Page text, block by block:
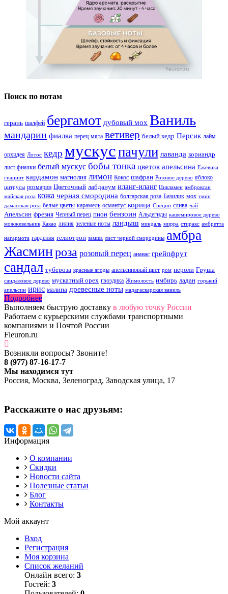
Поиск по нотам
герань шалфей бергамот дубовый мох Ваниль
мандарин фиалка перец мята ветивер белый кедр Персик лайм
орхидея Лотос кедр мускуспачули лаванда кориандр
лист фиалки белый мускус бобы тонка цветок апельсина Ежевика
гиацинт кардамон магнолия лимон Кокос шафран Розовое дерево яблоко
цитрусы розмарин Цветочный лабданум иланг-иланг Цикламен амброксан
майская роза кожа черная смородина болгарская роза Базилик мох тмин
дамасская роза белые цветы карамель османтус корица Специи слива чай
Апельсин фрезия Черный перец пион бензоин Альдегиды кашемировое дерево
можжевельник Какао лилия зеленые ноты ландыш миндаль мирра стиракс амбретта
нагармота гардения гелиотроп замша лист черной смородины амбра
Жасминроза розовый перец ананас грейпфрут
сандал тубероза красные ягоды апельсиновый цвет ром нероли Груша
сандаловое дерево мускатный орех гвоздика Жимолость имбирь ладан горький
апельсин ирис малина древесные ноты мадагаскарская ваниль
Подробнее
Выполняем быструю доставку в любую точку России
Работаем с курьерскими службами транспортными
компаниями и Почтой России
Fleuron.ru
Возникли вопросы? Звоните!
8 (977) 87-16-17-7
Мы находимся тут
Россия, Москва, Зеленоград, Заводская улица, 17
Расскажите о нас друзьям:
Информация
О компании
Скидки
Новости сайта
Полезные статьи
Блог
Контакты
Мой аккаунт
Вход
Регистрация
Моя корзина
Список желаний
Онлайн всего: 3
Гостей: 3